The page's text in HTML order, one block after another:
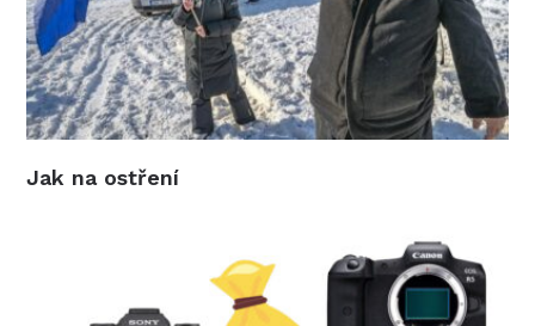
Jak na ostření